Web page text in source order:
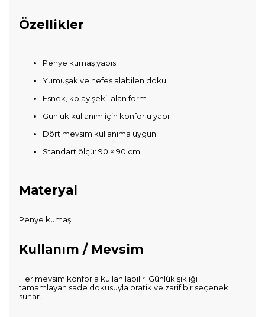
Özellikler
Penye kumaş yapısı
Yumuşak ve nefes alabilen doku
Esnek, kolay şekil alan form
Günlük kullanım için konforlu yapı
Dört mevsim kullanıma uygun
Standart ölçü: 90 × 90 cm
Materyal
Penye kumaş
Kullanım / Mevsim
Her mevsim konforla kullanılabilir. Günlük şıklığı
tamamlayan sade dokusuyla pratik ve zarif bir seçenek
sunar.